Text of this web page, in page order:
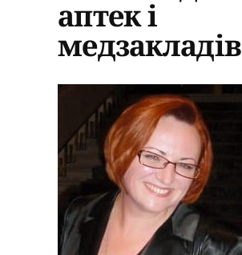
аптек і
медзакладів